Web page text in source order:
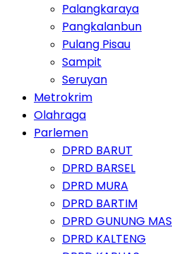
Palangkaraya
Pangkalanbun
Pulang Pisau
Sampit
Seruyan
Metrokrim
Olahraga
Parlemen
DPRD BARUT
DPRD BARSEL
DPRD MURA
DPRD BARTIM
DPRD GUNUNG MAS
DPRD KALTENG